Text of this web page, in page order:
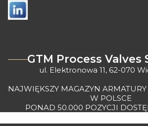
GTM Process Valves
ul. Elektronowa 11, 62-070
NAJWIĘKSZY MAGAZYN
W POLSCE
PONAD 50.000 POZYCJI